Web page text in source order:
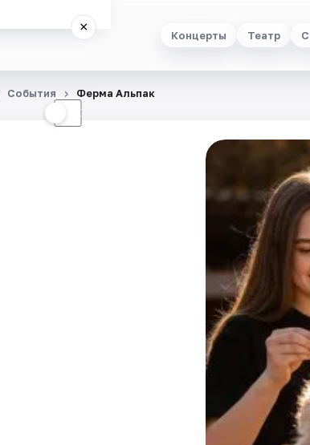
Концерты Театр
×
☾
События Ферма Альпак